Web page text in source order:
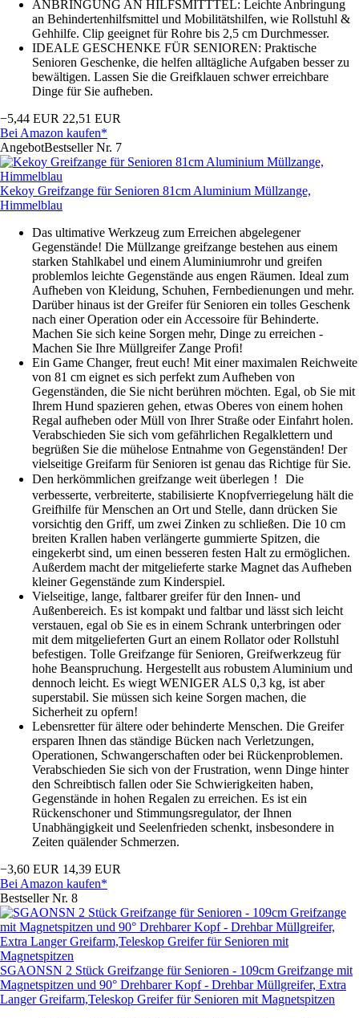
ANBRINGUNG AN HILFSMITTTEL: Leichte Anbringung
an Behindertenhilfsmittel und Mobilitätshilfen, wie Rollstuhl &
Gehhilfe. Clip geeignet für Rohre bis 2,5 cm Durchmesser.
IDEALE GESCHENKE FÜR SENIOREN: Praktische
Senioren Geschenke, die helfen alltägliche Aufgaben besser zu
bewältigen. Lassen Sie die Greifklauen schwer erreichbare
Dinge für Sie aufheben.
−5,44 EUR 22,51 EUR
Bei Amazon kaufen*
AngebotBestseller Nr. 7
Kekoy Greifzange für Senioren 81cm Aluminium Müllzange,
Himmelblau
Das ultimative Werkzeug zum Erreichen abgelegener
Gegenstände! Die Müllzange greifzange bestehen aus einem
starken Stahlkabel und einem Aluminiumrohr und greifen
problemlos leichte Gegenstände aus engen Räumen. Ideal zum
Aufheben von Kleidung, Schuhen, Fernbedienungen und mehr.
Darüber hinaus ist der Greifer für Senioren ein tolles Geschenk
nach einer Operation oder ein Accessoire für Behinderte.
Machen Sie sich keine Sorgen mehr, Dinge zu erreichen -
Machen Sie Ihre Müllgreifer Zange Profi!
Ein Game Changer, freut euch! Mit einer maximalen Reichweite
von 81 cm eignet es sich perfekt zum Aufheben von
Gegenständen, die Sie nicht berühren möchten. Egal, ob Sie mit
Ihrem Hund spazieren gehen, etwas Oberes von einem hohen
Regal aufheben oder Müll von Ihrer Straße oder Einfahrt holen.
Verabschieden Sie sich vom gefährlichen Regalklettern und
begrüßen Sie die mühelose Entnahme von Gegenständen! Der
vielseitige Greifarm für Senioren ist genau das Richtige für Sie.
Den herkömmlichen greifzange weit überlegen！ Die
verbesserte, verbreiterte, stabilisierte Knopfverriegelung hält die
Greifhilfe für Menschen an Ort und Stelle, dann drücken Sie
vorsichtig den Griff, um zwei Zinken zu schließen. Die 10 cm
breiten Krallen haben verlängerte gummierte Spitzen, die
eingekerbt sind, um einen besseren festen Halt zu ermöglichen.
Außerdem macht der mitgelieferte starke Magnet das Aufheben
kleiner Gegenstände zum Kinderspiel.
Vielseitige, lange, faltbarer greifer für den Innen- und
Außenbereich. Es ist kompakt und faltbar und lässt sich leicht
verstauen, egal ob Sie es in einem Schrank unterbringen oder
mit dem mitgelieferten Gurt an einem Rollator oder Rollstuhl
befestigen. Tolle Greifzange für Senioren, Greifwerkzeug für
hohe Beanspruchung. Hergestellt aus robustem Aluminium und
dennoch leicht. Es wiegt WENIGER ALS 0,3 kg, ist aber
superstabil. Sie müssen sich keine Sorgen machen, die
Sicherheit zu opfern!
Lebensretter für ältere oder behinderte Menschen. Die Greifer
ersparen Ihnen das ständige Bücken nach Verletzungen,
Operationen, Schwangerschaften oder bei Rückenproblemen.
Verabschieden Sie sich von der Frustration, wenn Dinge hinter
den Schreibtisch fallen oder Sie Schwierigkeiten haben,
Gegenstände in hohen Regalen zu erreichen. Es ist ein
Rückenschoner und Stimmungsregulator, der Ihnen
Unabhängigkeit und Seelenfrieden schenkt, insbesondere in
Zeiten quälender Schmerzen.
−3,60 EUR 14,39 EUR
Bei Amazon kaufen*
Bestseller Nr. 8
SGAONSN 2 Stück Greifzange für Senioren - 109cm Greifzange mit
Magnetspitzen und 90° Drehbarer Kopf - Drehbar Müllgreifer, Extra
Langer Greifarm,Teleskop Greifer für Senioren mit Magnetspitzen